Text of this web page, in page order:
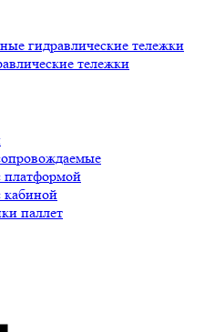
гидравлические тележки
тележки
платформой
кабиной
паллет